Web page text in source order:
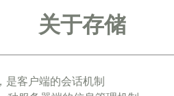
关于存储
是客户端的会话机制